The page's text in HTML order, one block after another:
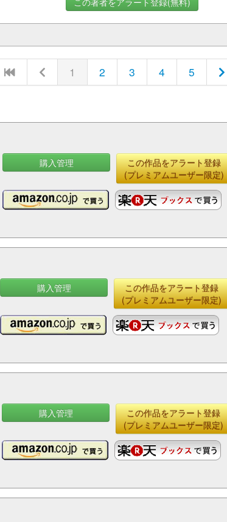
1 2 3 4 5
購入管理
この作品をアラート登録
(プレミアムユーザー限定)
購入管理
この作品をアラート登録
(プレミアムユーザー限定)
購入管理
この作品をアラート登録
(プレミアムユーザー限定)